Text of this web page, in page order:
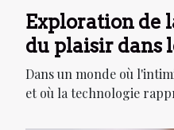
Exploration de
du plaisir dans
téléphoniques
Dans un monde où
et où la technologie